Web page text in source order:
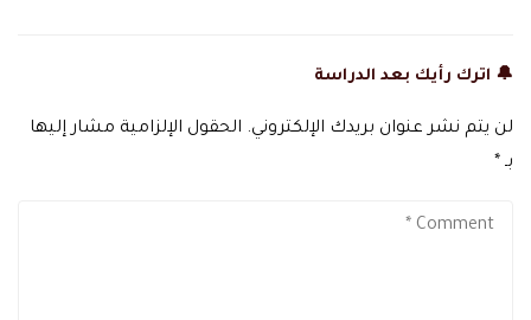
🔔 اترك رأيك بعد الدراسة
لن يتم نشر عنوان بريدك الإلكتروني. الحقول الإلزامية مشار إليها
بـ *